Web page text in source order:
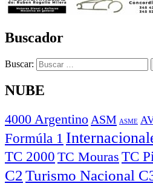
Buscador
Buscar:
NUBE
4000 Argentino ASM ASME
Formúla 1
TC 2000 TC Mouras TC
C2Turismo Nacional